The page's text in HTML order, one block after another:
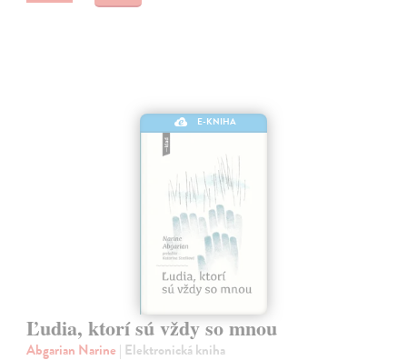
E-KNIHA
Ľudia, ktorí sú vždy so mnou
Abgarian Narine | Elektronická kniha